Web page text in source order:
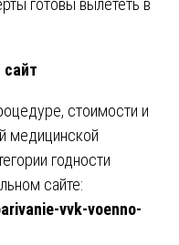
готовы вылететь в
стоимости и
медицинской
годности
сайте:
vvk-voenno-